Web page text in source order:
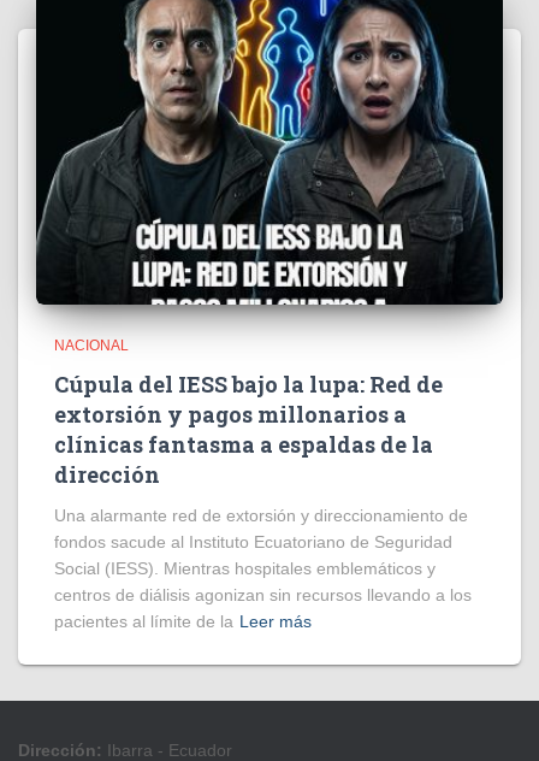
NACIONAL
Cúpula del IESS bajo la lupa: Red de
extorsión y pagos millonarios a
clínicas fantasma a espaldas de la
dirección
​Una alarmante red de extorsión y direccionamiento de
fondos sacude al Instituto Ecuatoriano de Seguridad
Social (IESS). Mientras hospitales emblemáticos y
centros de diálisis agonizan sin recursos llevando a los
pacientes al límite de la Leer más
Dirección: Ibarra - Ecuador